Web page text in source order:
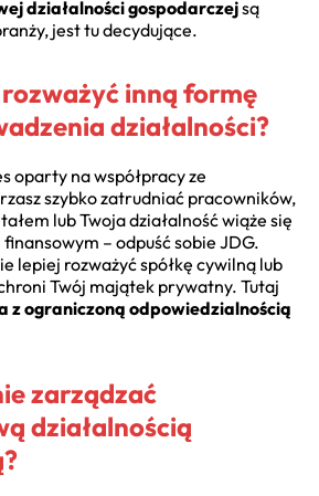
działalności gospodarczejsą
jest tu decydujące.
inną formę
działalności?
oparty na współpracy ze
szybko zatrudniać pracowników,
lub Twoja działalność wiąże się
– odpuść sobie JDG.
lepiej rozważyć spółkę cywilną lub
Twój majątek prywatny. Tutaj
z ograniczoną odpowiedzialnością
zarządzać
działalnością